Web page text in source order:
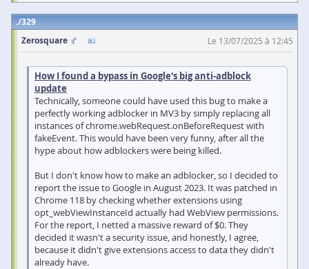
329
Zerosquare
Le 13/07/2025 à 12:45
How I found a bypass in Google's big anti-adblock
update
Technically, someone could have used this bug to make a
perfectly working adblocker in MV3 by simply replacing all
instances of chrome.webRequest.onBeforeRequest with
fakeEvent. This would have been very funny, after all the
hype about how adblockers were being killed.
But I don't know how to make an adblocker, so I decided to
report the issue to Google in August 2023. It was patched in
Chrome 118 by checking whether extensions using
opt_webViewInstanceId actually had WebView permissions.
For the report, I netted a massive reward of $0. They
decided it wasn't a security issue, and honestly, I agree,
because it didn't give extensions access to data they didn't
already have.